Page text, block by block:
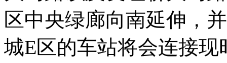
区中央绿廊向南延伸，
城E区的车站将会连接